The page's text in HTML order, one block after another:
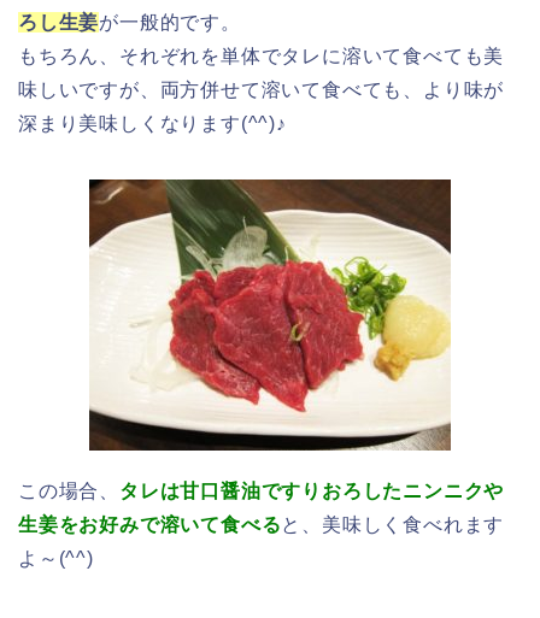
ろし生姜が一般的です。
もちろん、それぞれを単体でタレに溶いて食べても美
味しいですが、両方併せて溶いて食べても、より味が
深まり美味しくなります(^^)♪
この場合、 タレは甘口醤油ですりおろしたニンニクや
生姜をお好みで溶いて食べると、美味しく食べれます
よ～(^^)